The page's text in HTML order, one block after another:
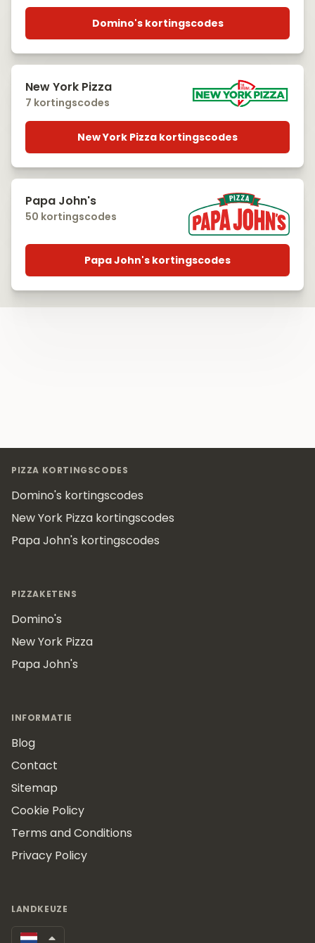
Domino's kortingscodes
New York Pizza
7 kortingscodes
New York Pizza kortingscodes
Papa John's
50 kortingscodes
Papa John's kortingscodes
PIZZA KORTINGSCODES
Domino's kortingscodes
New York Pizza kortingscodes
Papa John's kortingscodes
PIZZAKETENS
Domino's
New York Pizza
Papa John's
INFORMATIE
Blog
Contact
Sitemap
Cookie Policy
Terms and Conditions
Privacy Policy
LANDKEUZE